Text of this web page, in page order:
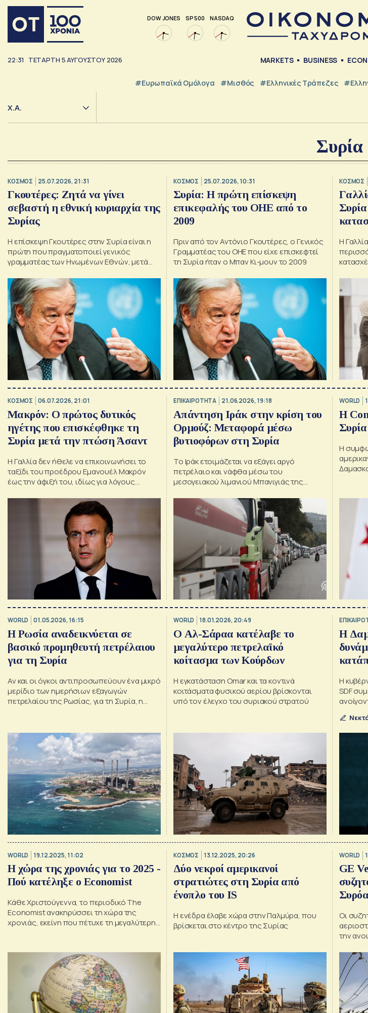
DOW JONES SP 500 NASDAQ
22:31 ΤΕΤΆΡΤΗ 5ΑΥΓΟΎΣΤΟΥ 2026 MARKETS BUSINESS
#Ευρωπαϊκά Ομόλογα #Μισθός #ελληνικές Τράπεζες
Χ.Α.
Συρία
ΚΟΣΜΟΣ 25.07.2026, 21:31
Γκουτέρες: Ζητά να γίνει
σεβαστή η εθνική κυριαρχία της
Συρίας
Η επίσκεψη Γκουτέρες στην Συρία είναι η
πρώτη που πραγματοποιεί γενικός
γραμματέας των Ηνωμένων Εθνών, μετά
ΚΟΣΜΟΣ 25.07.2026, 10:31
Συρία: Η πρώτη επίσκεψη
επικεφαλής του ΟΗΕ από το
2009
Πριν από τον Αντόνιο Γκουτέρες, ο Γενικός
Γραμματέας του ΟΗΕ που είχε επισκεφτεί
τη Συρία ήταν ο Μπαν Κι-μουν το 2009
ΚΟΣΜΟΣ
Η
ΚΟΣΜΟΣ 06.07.2026, 21:01
Μακρόν: Ο πρώτος δυτικός
ηγέτης που επισκέφθηκε τη
Συρία μετά την πτώση Άσαντ
Η Γαλλία δεν ήθελε να επικοινωνήσει το
ταξίδι του προέδρου Εμανουέλ Μακρόν
έως την άφιξή του, ιδίως για λόγους
ΕΠΙΚΑΙΡΟΤΗΤΑ 21.06.2026, 19:18
Απάντηση Ιράκ στην κρίση του
Ορμούζ: Μεταφορά μέσω
βυτιοφόρων στη Συρία
Το Ιράκ ετοιμάζεται να εξάγει αργό
πετρέλαιο και νάφθα μέσω του
μεσογειακού λιμανιού Μπανιγιάς της
WORLD
Η
Η
WORLD 01.05.2026, 16:15
Η Ρωσία αναδεικνύεται σε
βασικό προμηθευτή πετρέλαιου
για τη Συρία
Αν και οι όγκοι αντιπροσωπεύουν ένα μικρό
μερίδιο των ημερήσιων εξαγωγών
πετρελαίου της Ρωσίας, για τη Συρία, η
WORLD 18.01.2026, 20:49
Ο Αλ-Σάραα κατέλαβε το
μεγαλύτερο πετρελαϊκό
κοίτασμα των Κούρδων
Η εγκατάσταση Omar και τα κοντινά
κοιτάσματα φυσικού αερίου βρίσκονται
υπό τον έλεγχο του συριακού στρατού
H
Η
SDF
WORLD 19.12.2025, 11:02
Η χώρα της χρονιάς για το 2025 -
Πού κατέληξε ο Economist
Κάθε Χριστούγεννα, το περιοδικό The
Economist ανακηρύσσει τη χώρα της
χρονιάς, εκείνη που πέτυχε τη μεγαλύτερη
ΚΟΣΜΟΣ 13.12.2025, 20:26
Δύο νεκροί αμερικανοί
στρατιώτες στη Συρία από
ένοπλο του IS
Η ενέδρα έλαβε χώρα στην Παλμύρα, που
βρίσκεται στο κέντρο της Συρίας
WORLD
GE
Συρόα
Οι
την